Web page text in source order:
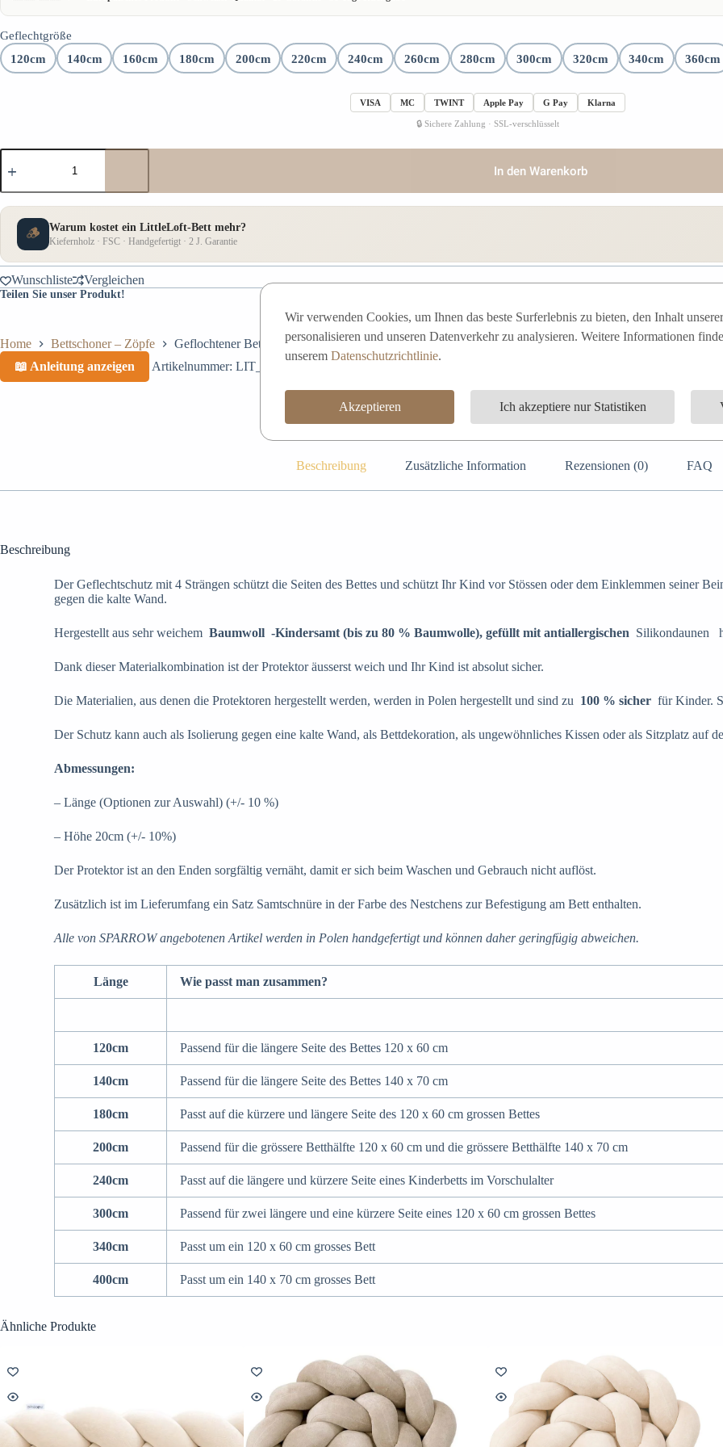
🇨🇭 Schweizer Qualität – lokale Lieferung
↩️ 30 TAGE Rückgaberecht
📦 Zuverlässige Lieferung
Geflechtgröße
120cm 140cm 160cm 180cm 200cm 220cm 240cm 260cm 280cm 300cm 320cm 340cm 360cm
VISA MC TWINT Apple Pay G Pay Klarna
🔒 Sichere Zahlung · SSL-verschlüsselt
In den Warenkorb
🪵 Warum kostet ein LittleLoft-Bett mehr?
Kiefernholz · FSC · Handgefertigt · 2 J. Garantie
Wunschliste Vergleichen
Teilen Sie unser Produkt!
Home Bettschoner – Zöpfe
Geflochtener Bettschutz, 4 Stränge, Samt/Azurblau
📖 Anleitung anzeigen
Artikelnummer: LIT_42429
Beschreibung Zusätzliche Information Rezensionen (0) FAQ
Beschreibung
Der Geflechtschutz mit 4 Strängen schützt die Seiten des Bettes und schützt Ihr Kind vor Stössen oder dem Einklemmen seiner
gegen die kalte Wand.
Hergestellt aus sehr weichemBaumwoll -Kindersamt (bis zu 80 % Baumwolle), gefüllt mitantiallergischen Silikondaunen
Dank dieser Materialkombination ist der Protektor äusserst weich und Ihr Kind ist absolut sicher.
Die Materialien, aus denen die Protektoren hergestellt werden, werden in Polen hergestellt und sind zu 100 % sicher für Kinder.
Der Schutz kann auch als Isolierung gegen eine kalte Wand, als Bettdekoration, als ungewöhnliches Kissen oder als Sitzplatz auf
Abmessungen:
– Länge (Optionen zur Auswahl) (+/- 10 %)
– Höhe 20cm (+/- 10%)
Der Protektor ist an den Enden sorgfältig vernäht, damit er sich beim Waschen und Gebrauch nicht auflöst.
Zusätzlich ist im Lieferumfang ein Satz Samtschnüre in der Farbe des Nestchens zur Befestigung am Bett enthalten.
Alle von SPARROW angebotenen Artikel werden in Polen handgefertigt und können daher geringfügig abweichen.
Länge Wie passt man zusammen?
120cm Passend für die längere Seite des Bettes 120 x 60 cm
140cm Passend für die längere Seite des Bettes 140 x 70 cm
180cm Passt auf die kürzere und längere Seite des 120 x 60 cm grossen Bettes
200cm Passend für die grössere Betthälfte 120 x 60 cm und die grössere Betthälfte 140 x 70 cm
240cm Passt auf die längere und kürzere Seite eines Kinderbetts im Vorschulalter
300cm Passend für zwei längere und eine kürzere Seite eines 120 x 60 cm grossen Bettes
340cm Passt um ein 120 x 60 cm grosses Bett
400cm Passt um ein 140 x 70 cm grosses Bett
Ähnliche Produkte
Wir verwenden Cookies, um Ihnen das beste Surferlebnis zu bieten, den Inhalt
personalisieren und unseren Datenverkehr zu analysieren. Weitere Informationen
unserem Datenschutzrichtlinie.
Akzeptieren Ich akzeptiere nur Statistiken